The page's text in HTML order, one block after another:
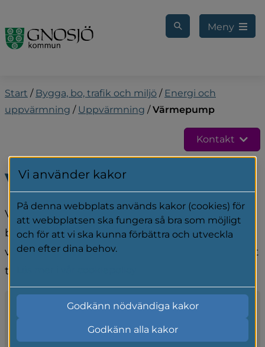
Meny
Start / Bygga, bo, trafik och miljö / Energi och
uppvärmning / Uppvärmning / Värmepump
Kontakt
Värmepump
Vill du installera en värmepump som utnyttjar
berg, jord, grundvatten eller sjövatten som
värmekälla, måste du först anmäla det skriftligt
till oss.
Blankett
Blanketten "Ansökan och anmälan om
Vi använder kakor
På denna webbplats används kakor (cookies) för
att webbplatsen ska fungera så bra som möjligt
och för att vi ska kunna förbättra och utveckla
den efter dina behov.
Godkänn nödvändiga kakor
Godkänn alla kakor